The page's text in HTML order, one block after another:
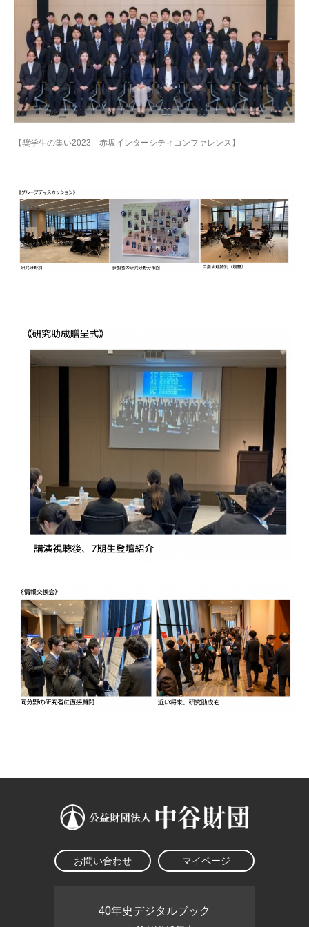
【奨学生の集い2023 赤坂インターシティコンファレンス】
お問い合わせ マイページ
40年史デジタルブック